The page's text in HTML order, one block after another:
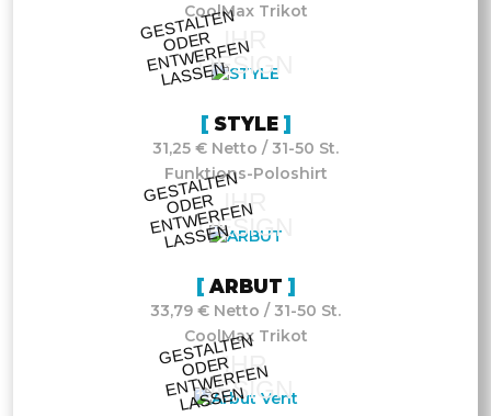
CoolMax Trikot
IHR
DESIGN
GESTALTE
N
O
DE
R
E
NT
WE
RFE
N
LASSE
N
STYLE
31,25 € Netto / 31-50 St.
Funktions-Poloshirt
IHR
DESIGN
GESTALTE
N
O
DE
R
E
NT
WE
RFE
N
LASSE
N
ARBUT
33,79 € Netto / 31-50 St.
CoolMax Trikot
IHR
DESIGN
GESTALTE
N
O
DE
R
E
NT
WE
RFE
N
LASSE
N